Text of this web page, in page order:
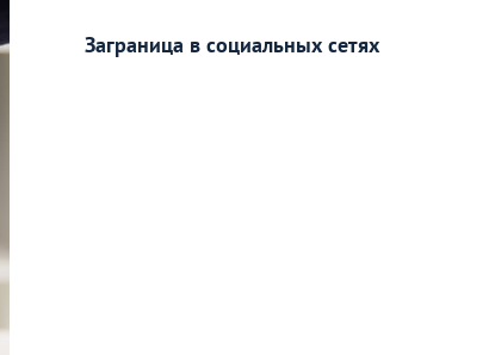
Заграница в социальных сетях